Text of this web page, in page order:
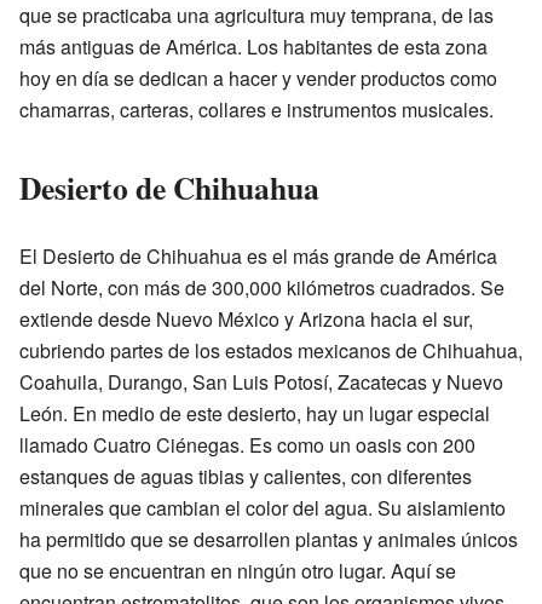
que se practicaba una agricultura muy temprana, de las
más antiguas de América. Los habitantes de esta zona
hoy en día se dedican a hacer y vender productos como
chamarras, carteras, collares e instrumentos musicales.
Desierto de Chihuahua
El Desierto de Chihuahua es el más grande de América
del Norte, con más de 300,000 kilómetros cuadrados. Se
extiende desde Nuevo México y Arizona hacia el sur,
cubriendo partes de los estados mexicanos de Chihuahua,
Coahuila, Durango, San Luis Potosí, Zacatecas y Nuevo
León. En medio de este desierto, hay un lugar especial
llamado Cuatro Ciénegas. Es como un oasis con 200
estanques de aguas tibias y calientes, con diferentes
minerales que cambian el color del agua. Su aislamiento
ha permitido que se desarrollen plantas y animales únicos
que no se encuentran en ningún otro lugar. Aquí se